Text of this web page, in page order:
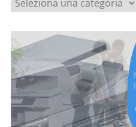
a
t
e
g
o
i
e